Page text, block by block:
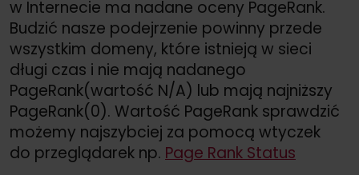
w Internecie ma nadane oceny PageRank.
Budzić nasze podejrzenie powinny przede
wszystkim domeny, które istnieją w sieci
długi czas i nie mają nadanego
PageRank(wartość N/A) lub mają najniższy
PageRank(0). Wartość PageRank sprawdzić
możemy najszybciej za pomocą wtyczek
do przeglądarek np. Page Rank Status